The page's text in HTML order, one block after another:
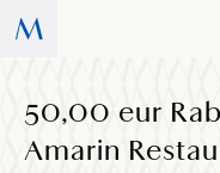
50,00 eur
Amarin